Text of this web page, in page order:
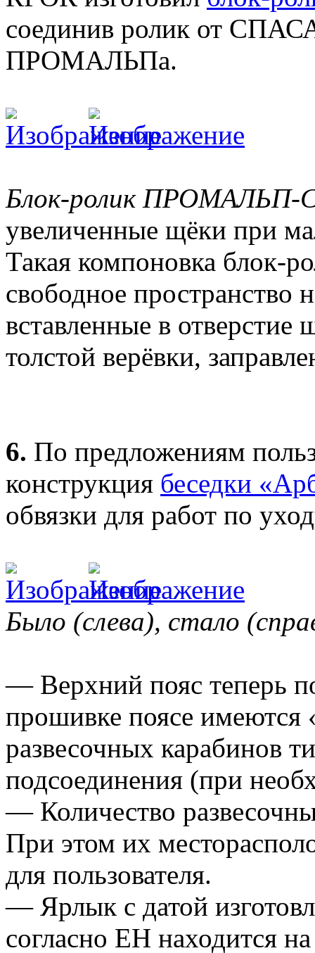
соединив ролик от
ПРОМАЛЬПа.
Блок-ролик
увеличенные щёки при
Такая компоновка блок-
свободное пространство
вставленные в
толстой верёвки,
6. По предложениям
конструкция беседки
обвязки для работ по
Было (слева), стало
— Верхний пояс теперь
прошивке поясе имеются
развесочных карабинов
подсоединения (при
— Количество
При этом их
для пользователя.
— Ярлык с датой
согласно ЕН находится